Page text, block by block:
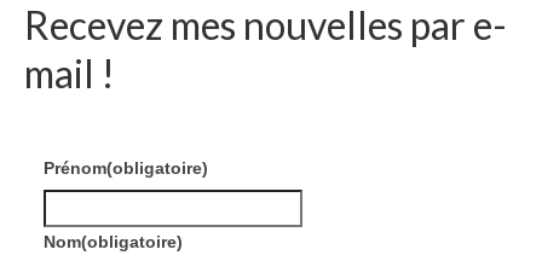
Recevez mes nouvelles par e-
mail !
Prénom(obligatoire)
Nom(obligatoire)